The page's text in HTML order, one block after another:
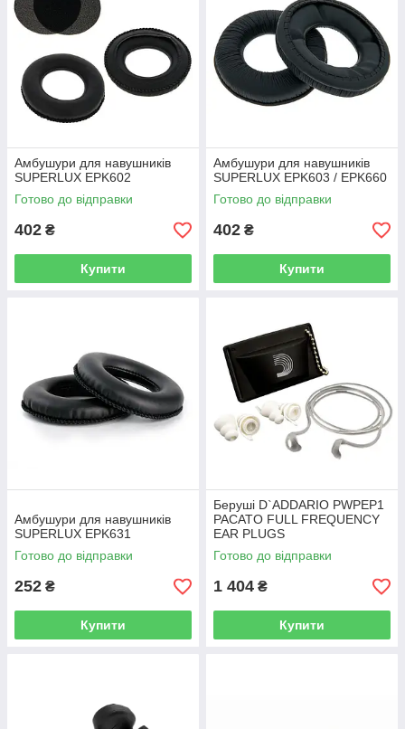
Амбушури для навушників
SUPERLUX EPK602
Готово до відправки
402 ₴
Купити
Амбушури для навушників
SUPERLUX EPK603 / EPK660
Готово до відправки
402 ₴
Купити
Амбушури для навушників
SUPERLUX EPK631
Готово до відправки
252 ₴
Купити
Беруші D`ADDARIO PWPEP1
PACATO FULL FREQUENCY
EAR PLUGS
Готово до відправки
1 404 ₴
Купити